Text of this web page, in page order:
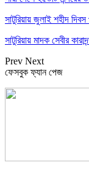
সাটুরিয়ায় জুলাই শহীদ দিবস
সাটুরিয়ায় মাদক সেবীর
Prev Next
ফেসবুক ফ্যান পেজ